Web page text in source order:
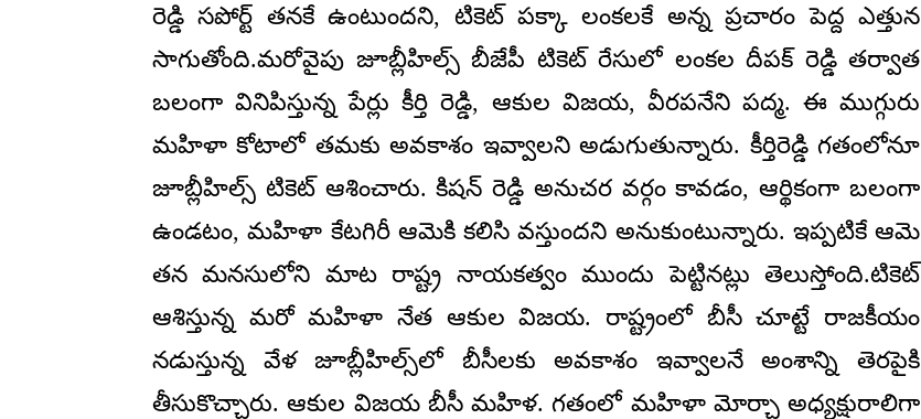
రెడ్డి సపోర్ట్ తనకే ఉంటుందని, టికెట్ పక్కా లంకలకే అన్న ప్రచారం పెద్ద ఎత్తున
సాగుతోంది.మరోవైపు జూబ్లీహిల్స్ బీజేపీ టికెట్ రేసులో లంకల దీపక్ రెడ్డి తర్వాత
బలంగా వినిపిస్తున్న పేర్లు కీర్తి రెడ్డి, ఆకుల విజయ, వీరపనేని పద్మ. ఈ ముగ్గురు
మహిళా కోటాలో తమకు అవకాశం ఇవ్వాలని అడుగుతున్నారు. కీర్తిరెడ్డి గతంలోనూ
జూబ్లీహిల్స్ టికెట్ ఆశించారు. కిషన్ రెడ్డి అనుచర వర్గం కావడం, ఆర్థికంగా బలంగా
ఉండటం, మహిళా కేటగిరీ ఆమెకి కలిసి వస్తుందని అనుకుంటున్నారు. ఇప్పటికే ఆమె
తన మనసులోని మాట రాష్ట్ర నాయకత్వం ముందు పెట్టినట్లు తెలుస్తోంది.టికెట్
ఆశిస్తున్న మరో మహిళా నేత ఆకుల విజయ. రాష్ట్రంలో బీసీ చూట్టే రాజకీయం
నడుస్తున్న వేళ జూబ్లీహిల్స్‌లో బీసీలకు అవకాశం ఇవ్వాలనే అంశాన్ని తెరపైకి
తీసుకొచ్చారు. ఆకుల విజయ బీసీ మహిళ. గతంలో మహిళా మోర్చా అధ్యక్షురాలిగా